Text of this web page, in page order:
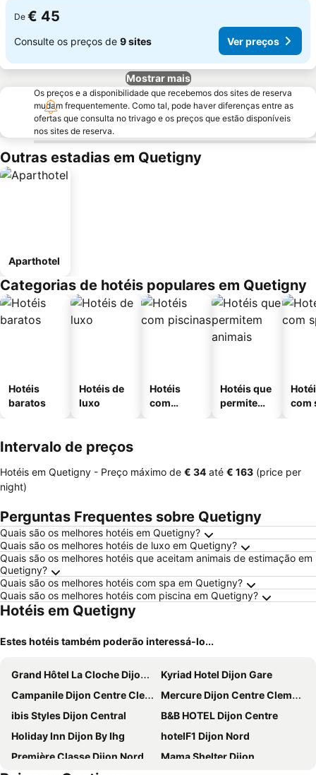
De € 45
Consulte os preços de 9 sites Ver preços
Mostrar mais
Os preços e a disponibilidade que recebemos dos sites de reserva
mudam frequentemente. Como tal, pode haver diferenças entre as
ofertas que consulta no trivago e os preços que estão disponíveis
nos sites de reserva.
Outras estadias em Quetigny
Aparthotel
Categorias de hotéis populares em Quetigny
Hotéis
baratos
Hotéis de
luxo
Hotéis
com
Hotéis que
permitem
com
Intervalo de preços
Hotéis em Quetigny - Preço máximo de ‎€ 34 até ‎€ 163 (price per
night)
Perguntas Frequentes sobre Quetigny
Quais são os melhores hotéis em Quetigny?
Quais são os melhores hotéis de luxo em Quetigny?
Quais são os melhores hotéis que aceitam animais de estimação em
Quetigny?
Quais são os melhores hotéis com spa em Quetigny?
Quais são os melhores hotéis com piscina em Quetigny?
Hotéis em Quetigny
Estes hotéis também poderão interessá-lo...
Grand Hôtel La Cloche Dijon - MGallery Collection
Kyriad Hotel Dijon Gare
Campanile Dijon Centre Clemenceau
Mercure Dijon Centre Clemenceau
ibis Styles Dijon Central
B&B HOTEL Dijon Centre
Holiday Inn Dijon By Ihg
hotelF1 Dijon Nord
Première Classe Dijon Nord - Zénith
Mama Shelter Dijon